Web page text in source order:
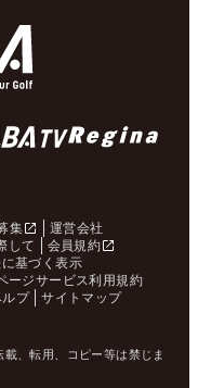
集
運営会社
して
会員規約
基づく表示
ージサービス利用規約
ルプ サイトマップ
、転用、コピー等は禁じま